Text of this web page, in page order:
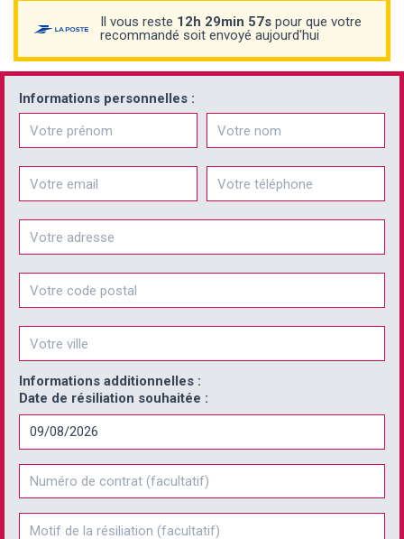
Il vous reste 12h 29min 56spour que votre
recommandé soit envoyé aujourd'hui
Informations personnelles :
Prénom Nom
Email Téléphone
Informations additionnelles :
Date de résiliation souhaitée :
Numéro de contrat
Motif de la résiliation (facultatif)